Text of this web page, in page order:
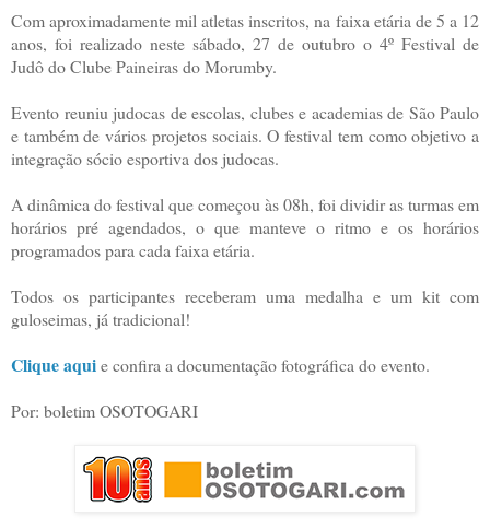
Com aproximadamente mil atletas inscritos, na faixa etária de 5 a 12
anos, foi realizado neste sábado, 27 de outubro o 4º Festival de
Judô do Clube Paineiras do Morumby.
Evento reuniu judocas de escolas, clubes e academias de São Paulo
e também de vários projetos sociais. O festival tem como objetivo a
integração sócio esportiva dos judocas.
A dinâmica do festival que começou às 08h, foi dividir as turmas em
horários pré agendados, o que manteve o ritmo e os horários
programados para cada faixa etária.
Todos os participantes receberam uma medalha e um kit com
guloseimas, já tradicional!
Clique aquie confira a documentação fotográfica do evento.
Por: boletim OSOTOGARI